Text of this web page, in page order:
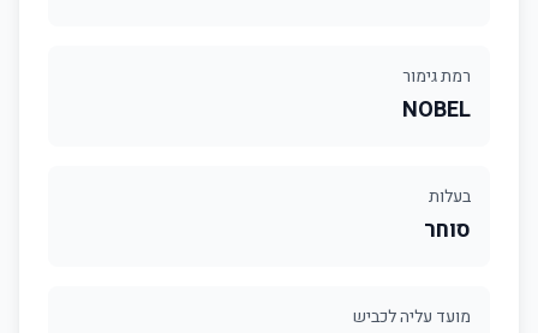
רמת גימור
NOBEL
בעלות
סוחר
מועד עליה לכביש